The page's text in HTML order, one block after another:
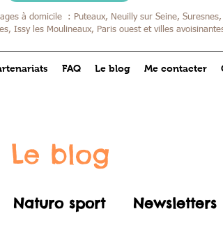
à domicile : Puteaux, Neuilly sur Seine,
Issy les Moulineaux, Paris ouest et villes
FAQ Le blog Me contacter
Le blog
Naturo sport Newsletters